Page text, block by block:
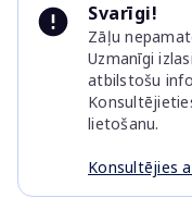
Svarīgi!
Zāļu
Uzmanīgi
atbilstošu
lietošanu.
Konsultējies